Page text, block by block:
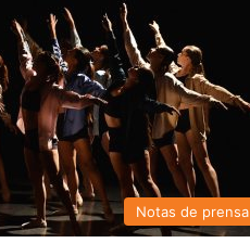
Notas de prensa